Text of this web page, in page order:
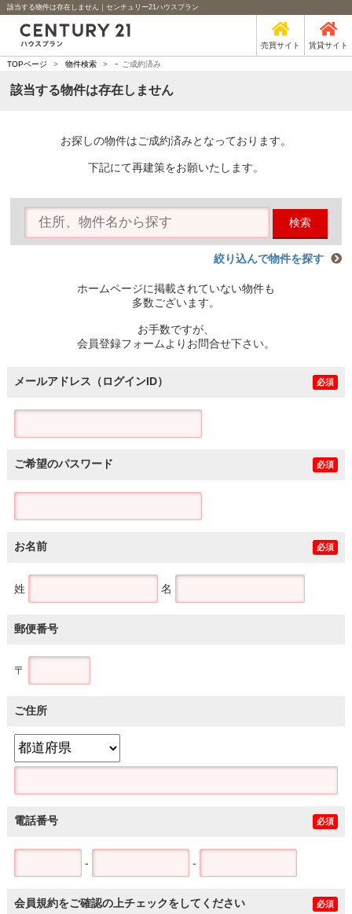
該当する物件は存在しません｜センチュリー21ハウスプラン
売買サイト 賃貸サイト
TOPページ > 物件検索 > - ご成約済み
該当する物件は存在しません
お探しの物件はご成約済みとなっております。
下記にて再建策をお願いたします。
検索
絞り込んで物件を探す
ホームページに掲載されていない物件も
多数ございます。
お手数ですが、
会員登録フォームよりお問合せ下さい。
メールアドレス（ログインID） 必須
ご希望のパスワード 必須
お名前 必須
姓 名
郵便番号
〒
ご住所
電話番号 必須
- -
会員規約をご確認の上チェックをしてください 必須